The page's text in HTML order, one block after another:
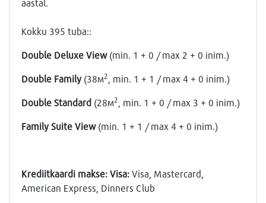
aastal.
Kokku 395 tuba::
Double Deluxe View(min. 1 + 0 / max 2 + 0 inim.)
Double Family (38м2 , min. 1 + 1 / max 4 + 0 inim.)
Double Standard (28м2 , min. 1 + 0 / max 3 + 0 inim.)
Family Suite View(min. 1 + 1 / max 4 + 0 inim.)
Krediitkaardi makse: Visa: Visa, Mastercard,
American Express, Dinners Club